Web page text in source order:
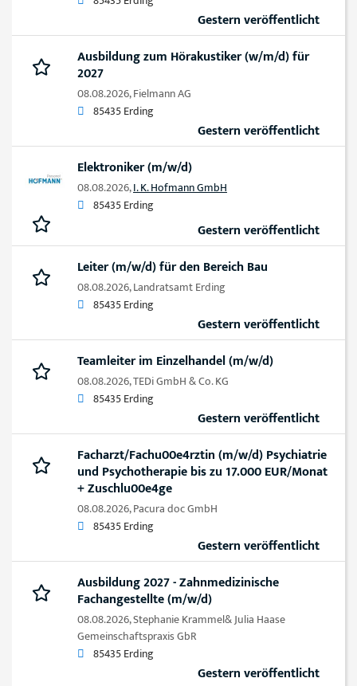
Gestern veröffentlicht
Ausbildung zum Hörakustiker (w/m/d) für
2027
08.08.2026,Fielmann AG
85435 Erding
Gestern veröffentlicht
Elektroniker (m/w/d)
08.08.2026,I. K. Hofmann GmbH
85435 Erding
Gestern veröffentlicht
Leiter (m/w/d) für den Bereich Bau
08.08.2026,Landratsamt Erding
85435 Erding
Gestern veröffentlicht
Teamleiter im Einzelhandel (m/w/d)
08.08.2026,TEDi GmbH & Co. KG
85435 Erding
Gestern veröffentlicht
Facharzt/Fachu00e4rztin (m/w/d) Psychiatrie
und Psychotherapie bis zu 17.000 EUR/Monat
+ Zuschlu00e4ge
08.08.2026,Pacura doc GmbH
85435 Erding
Gestern veröffentlicht
Ausbildung 2027 - Zahnmedizinische
Fachangestellte (m/w/d)
08.08.2026,Stephanie Krammel& Julia Haase
Gemeinschaftspraxis GbR
85435 Erding
Gestern veröffentlicht